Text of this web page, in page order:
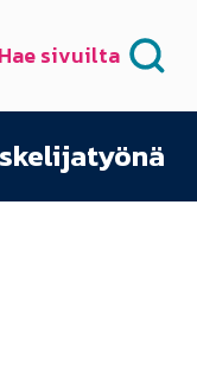
Hae sivuilta